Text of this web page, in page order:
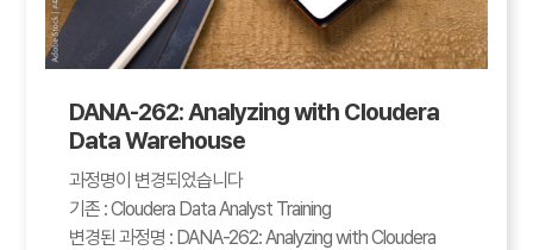
DANA-262: Analyzing with Cloudera
Data Warehouse
과정명이 변경되었습니다
기존 : Cloudera Data Analyst Training
변경된 과정명 : DANA-262: Analyzing with Cloudera